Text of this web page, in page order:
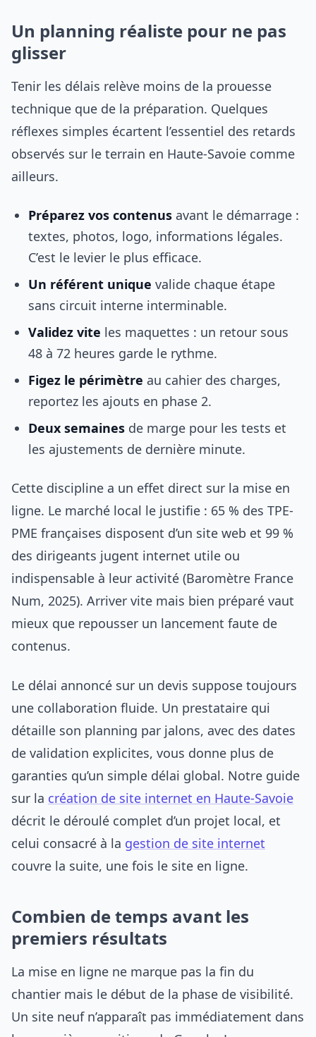
Un planning réaliste pour ne pas
glisser
Tenir les délais relève moins de la prouesse
technique que de la préparation. Quelques
réflexes simples écartent l’essentiel des retards
observés sur le terrain en Haute-Savoie comme
ailleurs.
Préparez vos contenus avant le démarrage :
textes, photos, logo, informations légales.
C’est le levier le plus efficace.
Un référent unique valide chaque étape
sans circuit interne interminable.
Validez vite les maquettes : un retour sous
48 à 72 heures garde le rythme.
Figez le périmètre au cahier des charges,
reportez les ajouts en phase 2.
Deux semaines de marge pour les tests et
les ajustements de dernière minute.
Cette discipline a un effet direct sur la mise en
ligne. Le marché local le justifie : 65 % des TPE-
PME françaises disposent d’un site web et 99 %
des dirigeants jugent internet utile ou
indispensable à leur activité (Baromètre France
Num, 2025). Arriver vite mais bien préparé vaut
mieux que repousser un lancement faute de
contenus.
Le délai annoncé sur un devis suppose toujours
une collaboration fluide. Un prestataire qui
détaille son planning par jalons, avec des dates
de validation explicites, vous donne plus de
garanties qu’un simple délai global. Notre guide
sur la création de site internet en Haute-Savoie
décrit le déroulé complet d’un projet local, et
celui consacré à la gestion de site internet
couvre la suite, une fois le site en ligne.
Combien de temps avant les
premiers résultats
La mise en ligne ne marque pas la fin du
chantier mais le début de la phase de visibilité.
Un site neuf n’apparaît pas immédiatement dans